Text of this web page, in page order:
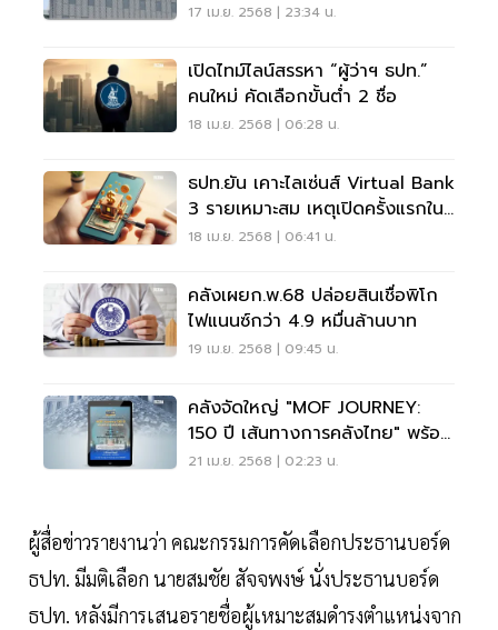
17 เม.ย. 2568 | 23:34 น.
เปิดไทม์ไลน์สรรหา “ผู้ว่าฯ ธปท.”
คนใหม่ คัดเลือกขั้นต่ำ 2 ชื่อ
18 เม.ย. 2568 | 06:28 น.
ธปท.ยัน เคาะไลเซ่นส์ Virtual Bank
3 รายเหมาะสม เหตุเปิดครั้งแรกใน
ไทย
18 เม.ย. 2568 | 06:41 น.
คลังเผยก.พ.68 ปล่อยสินเชื่อพิโก
ไฟแนนซ์กว่า 4.9 หมื่นล้านบาท
19 เม.ย. 2568 | 09:45 น.
คลังจัดใหญ่ "MOF JOURNEY:
150 ปี เส้นทางการคลังไทย" พร้อม
ออกสลากฯ นอกสถานที่
21 เม.ย. 2568 | 02:23 น.
ผู้สื่อข่าวรายงานว่า คณะกรรมการคัดเลือกประธานบอร์ด
ธปท. มีมติเลือก นายสมชัย สัจจพงษ์ นั่งประธานบอร์ด
ธปท. หลังมีการเสนอรายชื่อผู้เหมาะสมดำรงตำแหน่งจาก